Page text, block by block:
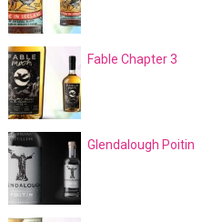
Fable Chapter 3
Glendalough Poitin